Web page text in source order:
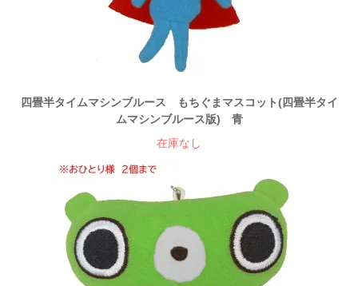
四畳半タイムマシンブルース もちぐまマスコット(四畳半タイ
ムマシンブルース版) 青
在庫なし